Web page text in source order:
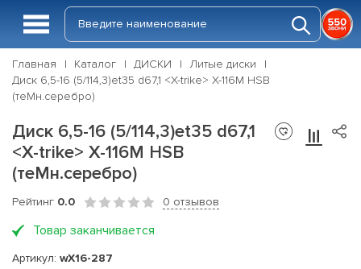
Главная Каталог ДИСКИ
Литые диски
Диск 6,5-16 (5/114,3)et35 d67,1 <X-trike> X-116М HSB
(теMн.серебро)
Диск 6,5-16 (5/114,3)et35 d67,1
<X-trike> X-116М HSB
(теMн.серебро)
Рейтинг 0.0 0 отзывов
Товар заканчивается
Артикул: wX16-287